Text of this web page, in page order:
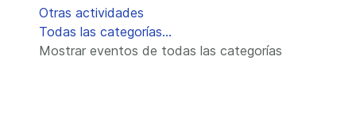
Lista de límites de paginación
Otras actividades
Todas las categorías...
Mostrar eventos de todas las categorías